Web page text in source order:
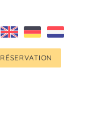
RÉSERVATION